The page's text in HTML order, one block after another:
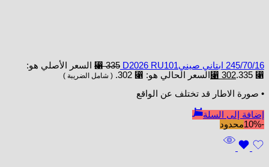
245/70/16 ابتاني صينيD2026 RU101 ⃁335
السعر الأصلي هو:
⃁ 335.
⃁ 302 السعر الحالي هو: ⃁ 302. ( شامل الضريبة )
• صورة الاطار قد تختلف عن الواقع
إضافة إلى السلة
-10%
محدود